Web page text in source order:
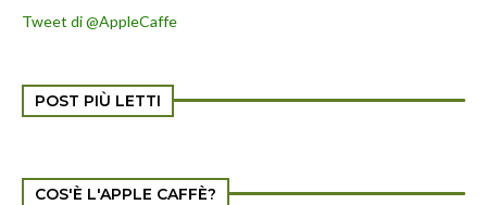
Tweet di @AppleCaffe
POST PIÙ LETTI
COS'È L'APPLE CAFFÈ?